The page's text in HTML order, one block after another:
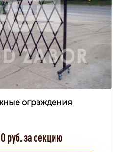
ограждения
руб. за секцию